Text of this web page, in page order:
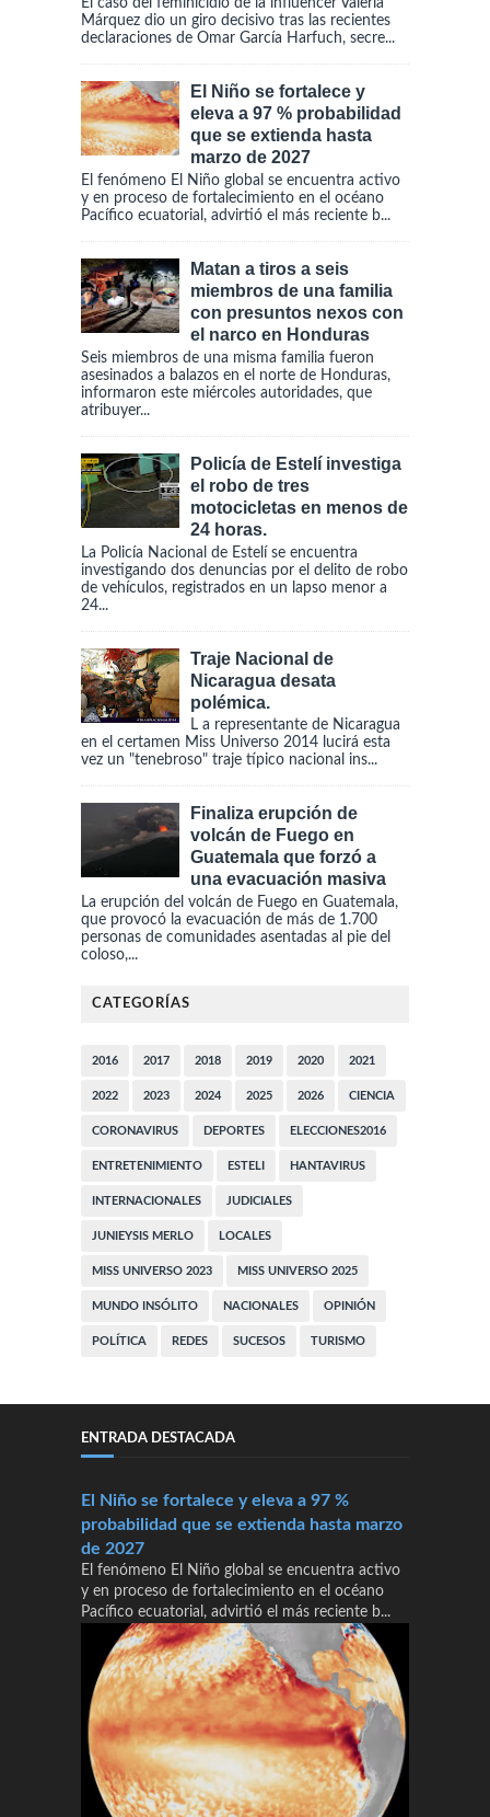
El caso del feminicidio de la influencer Valeria
Márquez dio un giro decisivo tras las recientes
declaraciones de Omar García Harfuch, secre...
El Niño se fortalece y
eleva a 97 % probabilidad
que se extienda hasta
marzo de 2027
El fenómeno El Niño global se encuentra activo
y en proceso de fortalecimiento en el océano
Pacífico ecuatorial, advirtió el más reciente b...
Matan a tiros a seis
miembros de una familia
con presuntos nexos con
el narco en Honduras
Seis miembros de una misma familia fueron
asesinados a balazos en el norte de Honduras,
informaron este miércoles autoridades, que
atribuyer...
Policía de Estelí investiga
el robo de tres
motocicletas en menos de
24 horas.
La Policía Nacional de Estelí se encuentra
investigando dos denuncias por el delito de robo
de vehículos, registrados en un lapso menor a
24...
Traje Nacional de
Nicaragua desata
polémica.
L a representante de Nicaragua
en el certamen Miss Universo 2014 lucirá esta
vez un "tenebroso" traje típico nacional ins...
Finaliza erupción de
volcán de Fuego en
Guatemala que forzó a
una evacuación masiva
La erupción del volcán de Fuego en Guatemala,
que provocó la evacuación de más de 1.700
personas de comunidades asentadas al pie del
coloso,...
CATEGORÍAS
2016 2017 2018 2019 2020 2021
2022 2023 2024 2025 2026 CIENCIA
CORONAVIRUS DEPORTES ELECCIONES2016
ENTRETENIMIENTO ESTELI HANTAVIRUS
INTERNACIONALES JUDICIALES
JUNIEYSIS MERLO LOCALES
MISS UNIVERSO 2023 MISS UNIVERSO 2025
MUNDO INSÓLITO NACIONALES OPINIÓN
POLÍTICA REDES SUCESOS TURISMO
ENTRADA DESTACADA
El Niño se fortalece y eleva a 97 %
probabilidad que se extienda hasta marzo
de 2027
El fenómeno El Niño global se encuentra activo
y en proceso de fortalecimiento en el océano
Pacífico ecuatorial, advirtió el más reciente b...